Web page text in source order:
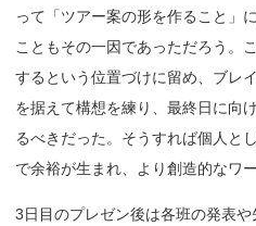
って「ツアー案の形を作ること」
こともその一因であっただろう。
するという位置づけに留め、ブレ
を据えて構想を練り、最終日に向
るべきだった。そうすれば個人と
で余裕が生まれ、より創造的なワ
3日目のプレゼン後は各班の発表